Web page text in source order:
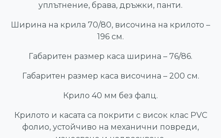
уплътнение, брава, дръжки, панти.
Ширина на крила 70/80, височина на крилото –
196 см.
Габаритен размер каса ширина – 76/86.
Габаритен размер каса височина – 200 см.
Крило 40 мм без фалц.
Крилото и касата са покрити с висок клас PVC
фолио, устойчиво на механични повреди,